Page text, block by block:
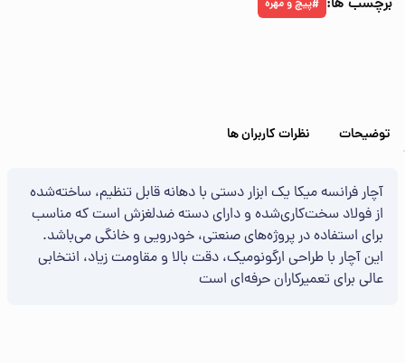
برچسب ها: #پیچ و مهره
توضیحات نظرات کاربران ها
آچار فرانسه میکا یک ابزار دستی با دهانه قابل تنظیم، ساخته‌شده
از فولاد سخت‌کاری‌شده و دارای دسته ضدلغزش است که مناسب
برای استفاده در پروژه‌های صنعتی، خودرویی و خانگی می‌باشد.
این آچار با طراحی ارگونومیک، دقت بالا و مقاومت زیاد، انتخابی
عالی برای تعمیرکاران حرفه‌ای است